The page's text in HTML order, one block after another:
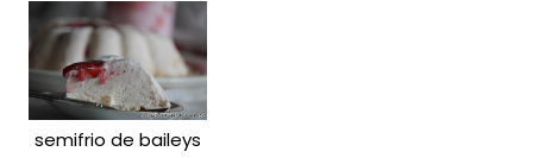
semifrio de baileys